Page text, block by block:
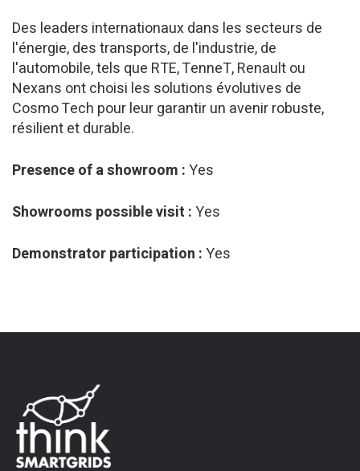
Des leaders internationaux dans les secteurs de
l'énergie, des transports, de l'industrie, de
l'automobile, tels que RTE, TenneT, Renault ou
Nexans ont choisi les solutions évolutives de
Cosmo Tech pour leur garantir un avenir robuste,
résilient et durable.
Presence of a showroom :Yes
Showrooms possible visit :Yes
Demonstrator participation :Yes